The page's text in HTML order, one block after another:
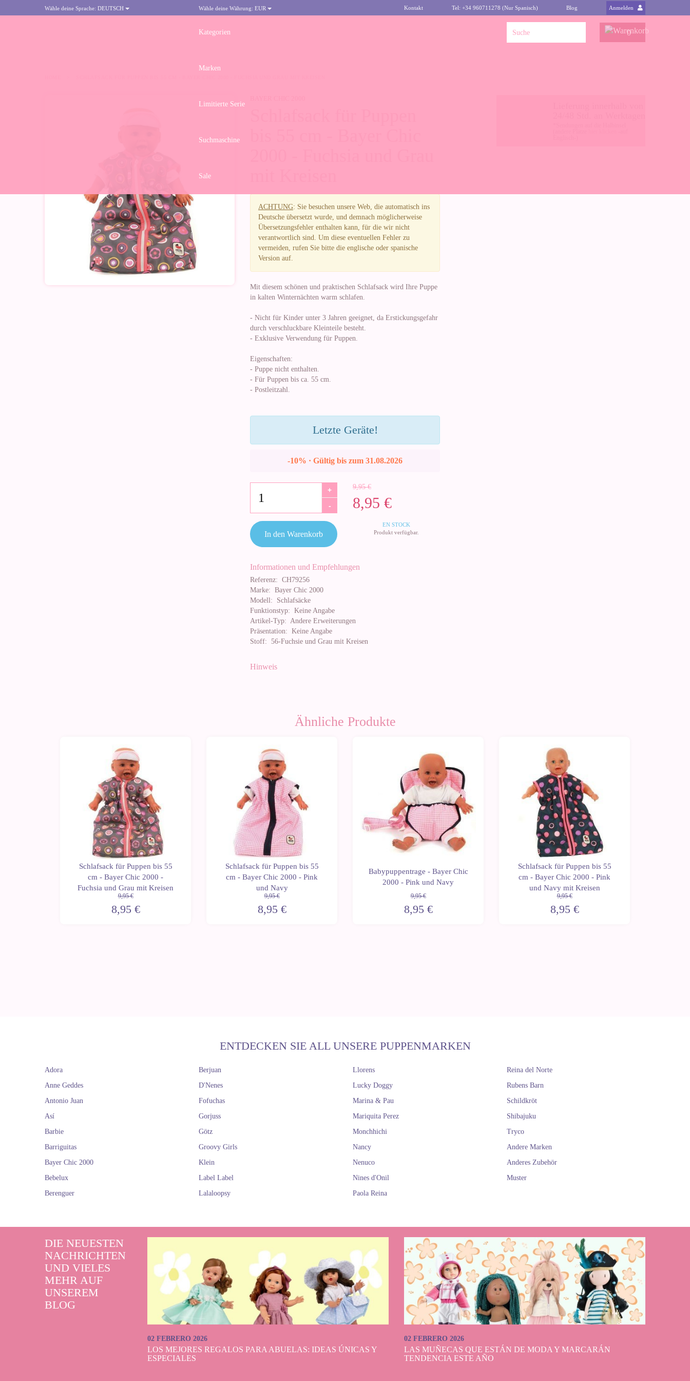
Wähle deine Sprache: DEUTSCH Wähle deine Währung: EUR Kontakt Tel: +34 960711278 (Nur Spanisch) Blog Anmelden
Kategorien
Marken
Limitierte Serie
Suchmaschine
Sale
0
ACHTUNG: Sie besuchen unsere Web, die automatisch ins
Deutsche übersetzt wurde, und demnach möglicherweise
Übersetzungsfehler enthalten kann, für die wir nicht
verantwortlich sind. Um diese eventuellen Fehler zu
vermeiden, rufen Sie bitte die englische oder spanische
Version auf.
Mit diesem schönen und praktischen Schlafsack wird Ihre Puppe
in kalten Winternächten warm schlafen.
- Nicht für Kinder unter 3 Jahren geeignet, da Erstickungsgefahr
durch verschluckbare Kleinteile besteht.
- Exklusive Verwendung für Puppen.
Eigenschaften:
- Puppe nicht enthalten.
- Für Puppen bis ca. 55 cm.
- Postleitzahl.
Letzte Geräte!
-10% · Gültig bis zum 31.08.2026
9,95 €
8,95 €
+
-
EN STOCK
Produkt verfügbar.
In den Warenkorb
Informationen und Empfehlungen
Referenz: CH79256
Marke: Bayer Chic 2000
Modell: Schlafsäcke
Funktionstyp: Keine Angabe
Artikel-Typ: Andere Erweiterungen
Präsentation: Keine Angabe
Stoff: 56-Fuchsie und Grau mit Kreisen
Hinweis
Ähnliche Produkte
Schlafsack für Puppen bis 55
cm - Bayer Chic 2000 -
Fuchsia und Grau mit Kreisen
9,95 €
8,95 €
Schlafsack für Puppen bis 55
cm - Bayer Chic 2000 - Pink
und Navy
9,95 €
8,95 €
Babypuppentrage - Bayer Chic
2000 - Pink und Navy
9,95 €
8,95 €
Schlafsack für Puppen bis 55
cm - Bayer Chic 2000 - Pink
und Navy mit Kreisen
9,95 €
8,95 €
ENTDECKEN SIE ALL UNSERE PUPPENMARKEN
Adora
Anne Geddes
Antonio Juan
Así
Barbie
Barriguitas
Bayer Chic 2000
Bebelux
Berenguer
Berjuan
D'Nenes
Fofuchas
Gorjuss
Götz
Groovy Girls
Klein
Label Label
Lalaloopsy
Llorens
Lucky Doggy
Marina & Pau
Mariquita Perez
Monchhichi
Nancy
Nenuco
Nines d'Onil
Paola Reina
Reina del Norte
Rubens Barn
Schildkröt
Shibajuku
Tryco
Andere Marken
Anderes Zubehör
Muster
DIE NEUESTEN
NACHRICHTEN
UND VIELES
MEHR AUF
UNSEREM
BLOG
02 FEBRERO 2026
LOS MEJORES REGALOS PARA ABUELAS: IDEAS ÚNICAS Y
ESPECIALES
02 FEBRERO 2026
LAS MUÑECAS QUE ESTÁN DE MODA Y MARCARÁN
TENDENCIA ESTE AÑO